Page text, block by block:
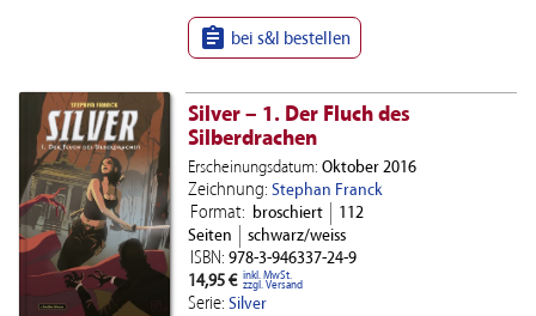
 bei s&l bestellen
Silver – 1. Der Fluch des
Silberdrachen
Erscheinungsdatum: Oktober 2016
Zeichnung: Stephan Franck
Format: broschiert
112
Seiten
schwarz/weiss
ISBN: 978-3-946337-24-9
14,95 € inkl. MwSt.
zzgl. Versand
Serie: Silver